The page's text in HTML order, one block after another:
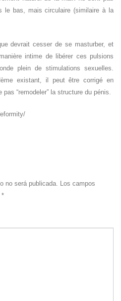
le bas, mais circulaire (similaire à la
devrait cesser de se masturber, et
intime de libérer ces pulsions
plein de stimulations sexuelles.
existant, il peut être corrigé en
“remodeler” la structure du pénis.
no será publicada. Los campos
*